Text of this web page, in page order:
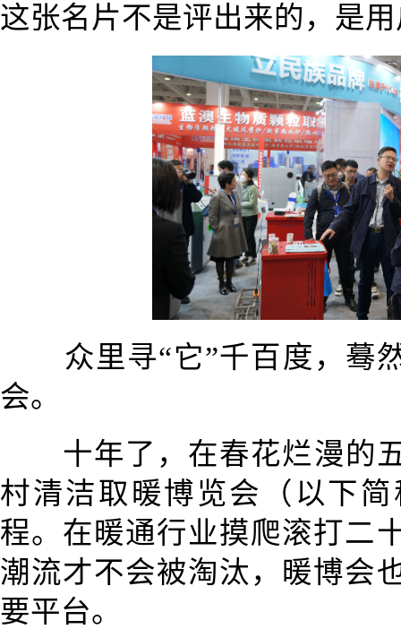
这张名片不是评出来的，是
众里寻“它”千百度，蓦
会。
十年了，在春花烂漫的
村清洁取暖博览会（以下
程。在暖通行业摸爬滚打二
潮流才不会被淘汰，暖博会
要平台。